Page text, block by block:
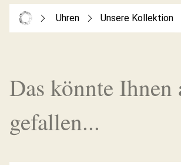
Uhren Unsere Kollektion
Das könnte Ihnen
gefallen...